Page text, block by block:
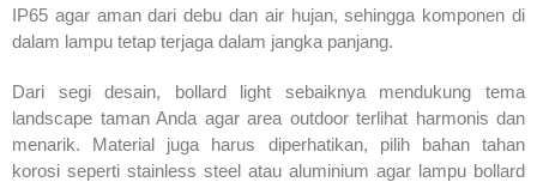
IP65 agar aman dari debu dan air hujan, sehingga komponen di
dalam lampu tetap terjaga dalam jangka panjang.
Dari segi desain, bollard light sebaiknya mendukung tema
landscape taman Anda agar area outdoor terlihat harmonis dan
menarik. Material juga harus diperhatikan, pilih bahan tahan
korosi seperti stainless steel atau aluminium agar lampu bollard